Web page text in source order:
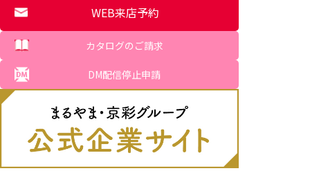
WEB来店予約
カタログのご請求
DM配信停止申請